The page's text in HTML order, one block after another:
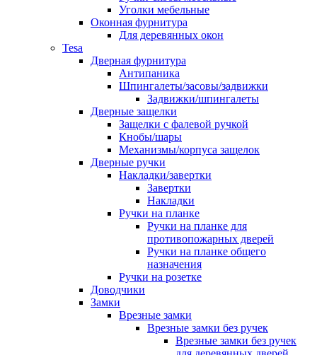
Уголки мебельные
Оконная фурнитура
Для деревянных окон
Tesa
Дверная фурнитура
Антипаника
Шпингалеты/засовы/задвижки
Задвижки/шпингалеты
Дверные защелки
Защелки с фалевой ручкой
Кнобы/шары
Механизмы/корпуса защелок
Дверные ручки
Накладки/завертки
Завертки
Накладки
Ручки на планке
Ручки на планке для
противопожарных дверей
Ручки на планке общего
назначения
Ручки на розетке
Доводчики
Замки
Врезные замки
Врезные замки без ручек
Врезные замки без ручек